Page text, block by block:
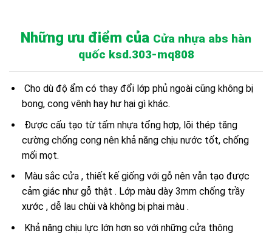
Những ưu điểm của Cửa nhựa abs hàn
quốc ksd.303-mq808
Cho dù độ ẩm có thay đổi lớp phủ ngoài cũng không bị
bong, cong vênh hay hư hại gì khác.
Được cấu tạo từ tấm nhựa tổng hợp, lõi thép tăng
cường chống cong nên khả năng chịu nước tốt, chống
mối mọt.
Màu sắc cửa , thiết kế giống với gỗ nên vẫn tạo được
cảm giác như gỗ thật . Lớp màu dày 3mm chống trầy
xước , dễ lau chùi và không bị phai màu .
Khả năng chịu lực lớn hơn so với những cửa thông